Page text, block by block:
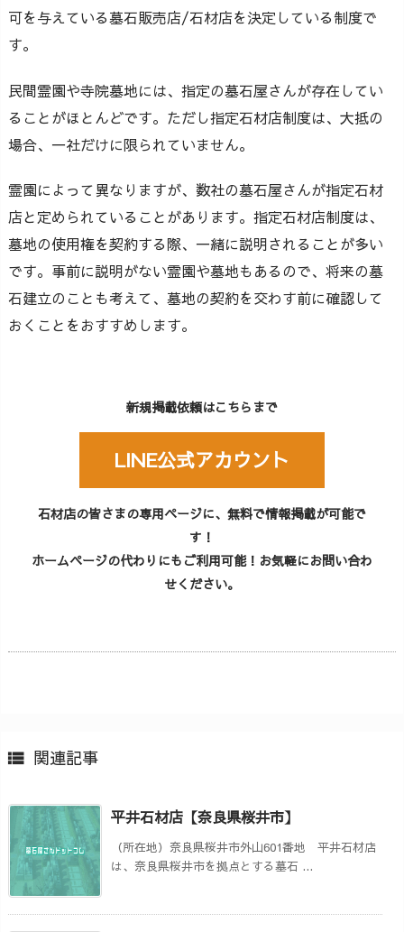
可を与えている墓石販売店/石材店を決定している制度で
す。
民間霊園や寺院墓地には、指定の墓石屋さんが存在してい
ることがほとんどです。ただし指定石材店制度は、大抵の
場合、一社だけに限られていません。
霊園によって異なりますが、数社の墓石屋さんが指定石材
店と定められていることがあります。指定石材店制度は、
墓地の使用権を契約する際、一緒に説明されることが多い
です。事前に説明がない霊園や墓地もあるので、将来の墓
石建立のことも考えて、墓地の契約を交わす前に確認して
おくことをおすすめします。
新規掲載依頼はこちらまで
LINE公式アカウント
石材店の皆さまの専用ページに、無料で情報掲載が可能で
す！
ホームページの代わりにもご利用可能！お気軽にお問い合わ
せください。
 関連記事
平井石材店【奈良県桜井市】
（所在地）奈良県桜井市外山601番地 平井石材店
は、奈良県桜井市を拠点とする墓石 ...